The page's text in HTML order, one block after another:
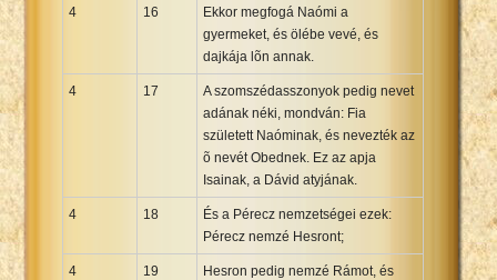
4 16
Ekkor megfogá Naómi a
gyermeket, és ölébe vevé, és
dajkája lõn annak.
4 17
A szomszédasszonyok pedig nevet
adának néki, mondván: Fia
született Naóminak, és nevezték az
õ nevét Obednek. Ez az apja
Isainak, a Dávid atyjának.
4 18
És a Pérecz nemzetségei ezek:
Pérecz nemzé Hesront;
4 19
Hesron pedig nemzé Rámot, és